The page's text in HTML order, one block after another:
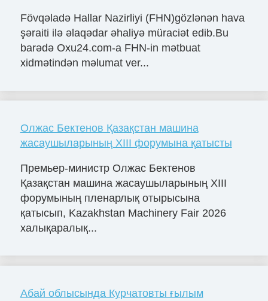
Fövqəladə Hallar Nazirliyi (FHN)gözlənən hava
şəraiti ilə əlaqədar əhaliyə müraciət edib.Bu
barədə Oxu24.com-a FHN-in mətbuat
xidmətindən məlumat ver...
Олжас Бектенов Қазақстан машина
жасаушыларының XIII форумына қатысты
Премьер-министр Олжас Бектенов
Қазақстан машина жасаушыларының XIII
форумының пленарлық отырысына
қатысып, Kazakhstan Machinery Fair 2026
халықаралық...
Абай облысында Курчатовты ғылым